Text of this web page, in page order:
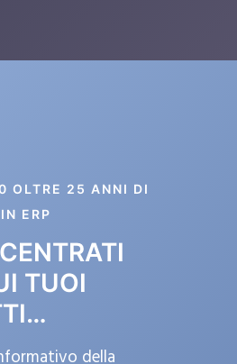
OLTRE 25 ANNI DI
ERP
TUOI
della